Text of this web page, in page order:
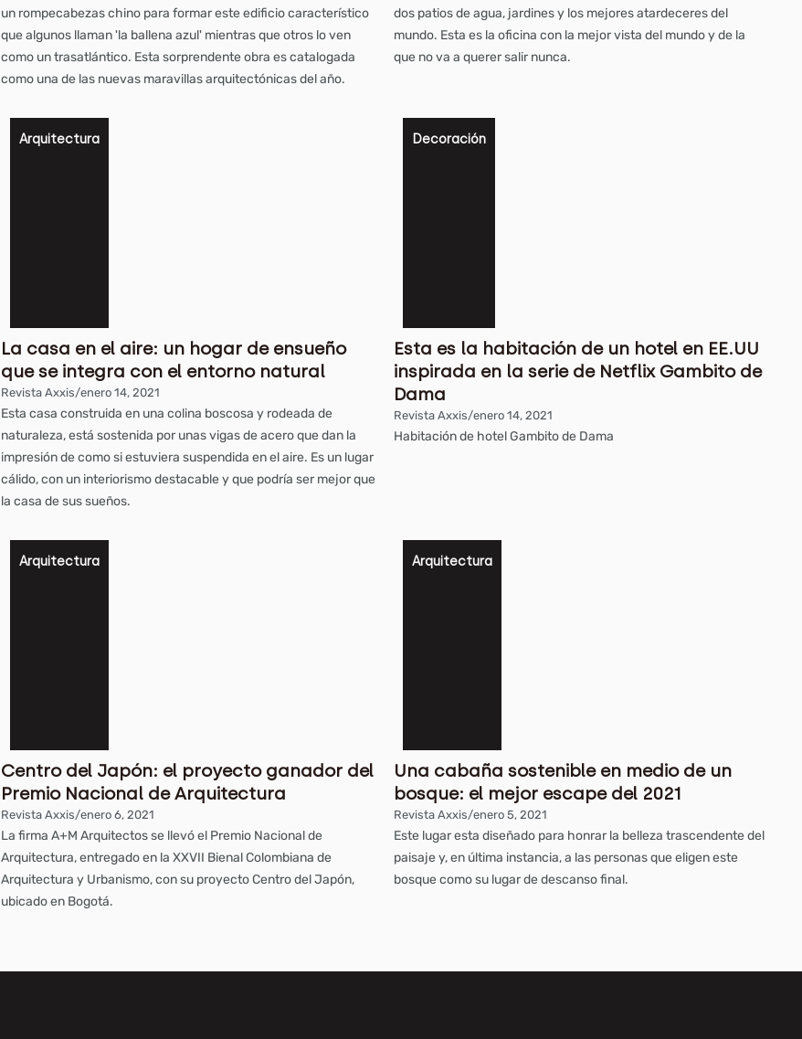
un rompecabezas chino para formar este edificio característico
que algunos llaman 'la ballena azul' mientras que otros lo ven
como un trasatlántico. Esta sorprendente obra es catalogada
como una de las nuevas maravillas arquitectónicas del año.
dos patios de agua, jardines y los mejores atardeceres del
mundo. Esta es la oficina con la mejor vista del mundo y de la
que no va a querer salir nunca.
Arquitectura
La casa en el aire: un hogar de ensueño
que se integra con el entorno natural
Revista Axxis/enero 14, 2021
Esta casa construida en una colina boscosa y rodeada de
naturaleza, está sostenida por unas vigas de acero que dan la
impresión de como si estuviera suspendida en el aire. Es un lugar
cálido, con un interiorismo destacable y que podría ser mejor que
la casa de sus sueños.
Decoración
Esta es la habitación de un hotel en EE.UU
inspirada en la serie de Netflix Gambito de
Dama
Revista Axxis/enero 14, 2021
Habitación de hotel Gambito de Dama
Arquitectura
Centro del Japón: el proyecto ganador del
Premio Nacional de Arquitectura
Revista Axxis/enero 6, 2021
La firma A+M Arquitectos se llevó el Premio Nacional de
Arquitectura, entregado en la XXVII Bienal Colombiana de
Arquitectura y Urbanismo, con su proyecto Centro del Japón,
ubicado en Bogotá.
Arquitectura
Una cabaña sostenible en medio de un
bosque: el mejor escape del 2021
Revista Axxis/enero 5, 2021
Este lugar esta diseñado para honrar la belleza trascendente del
paisaje y, en última instancia, a las personas que eligen este
bosque como su lugar de descanso final.